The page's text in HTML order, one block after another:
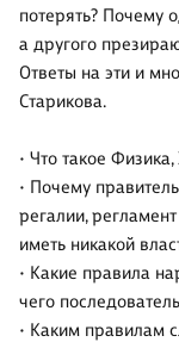
потерять? Почему
а другого
Ответы на эти и
Старикова.
• Что такое
• Почему
регалии,
иметь никакой
• Какие правила
чего
• Каким правилам